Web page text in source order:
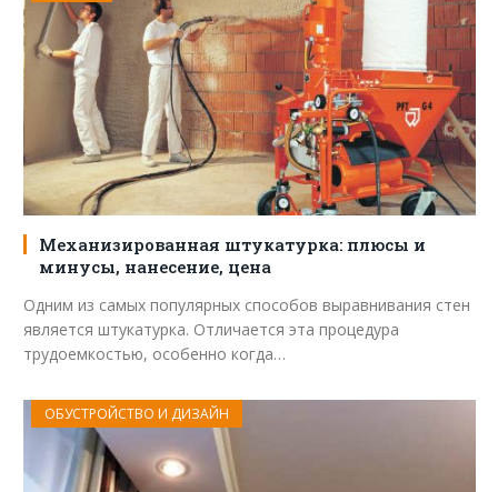
Механизированная штукатурка: плюсы и
минусы, нанесение, цена
Одним из самых популярных способов выравнивания стен
является штукатурка. Отличается эта процедура
трудоемкостью, особенно когда…
ОБУСТРОЙСТВО И ДИЗАЙН